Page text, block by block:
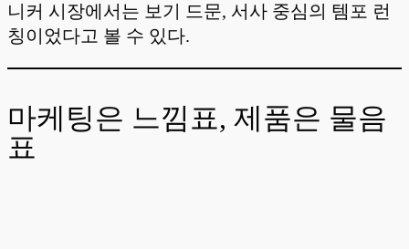
니커 시장에서는 보기 드문, 서사 중심의 템포 런
칭이었다고 볼 수 있다.
마케팅은 느낌표, 제품은 물음
표